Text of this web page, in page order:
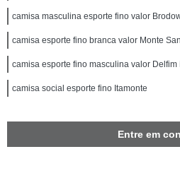
camisa masculina esporte fino valor
camisa esporte fino branca valor Monte
camisa esporte fino masculina valor Delfim
camisa social esporte fino Itamonte
Entre em